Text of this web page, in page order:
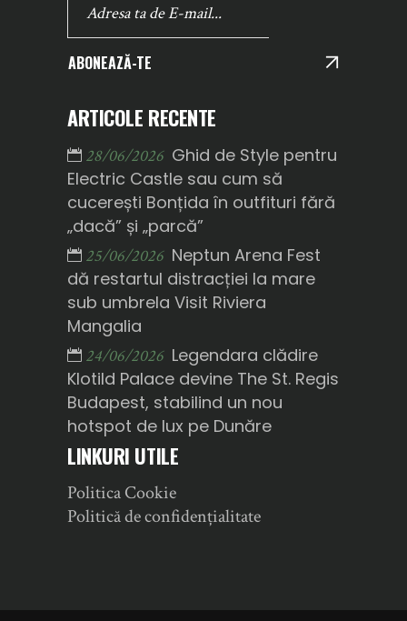
ABONEAZĂ-TE
ARTICOLE RECENTE
28/06/2026 Ghid de Style pentru
Electric Castle sau cum să
cucerești Bonțida în outfituri fără
„dacă” și „parcă”
25/06/2026 Neptun Arena Fest
dă restartul distracției la mare
sub umbrela Visit Riviera
Mangalia
24/06/2026 Legendara clădire
Klotild Palace devine The St. Regis
Budapest, stabilind un nou
hotspot de lux pe Dunăre
LINKURI UTILE
Politica Cookie
Politică de confidențialitate